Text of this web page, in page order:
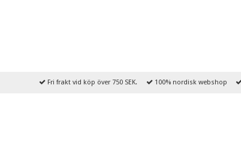
Fri frakt vid köp över 750 SEK. 100% nordisk webshop